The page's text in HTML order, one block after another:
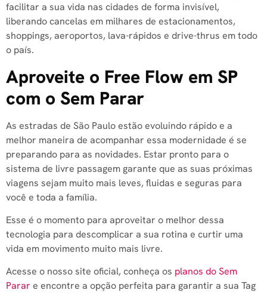
facilitar a sua vida nas cidades de forma invisível,
liberando cancelas em milhares de estacionamentos,
shoppings, aeroportos, lava-rápidos e drive-thrus em todo
o país.
Aproveite o Free Flow em SP
com o Sem Parar
As estradas de São Paulo estão evoluindo rápido e a
melhor maneira de acompanhar essa modernidade é se
preparando para as novidades. Estar pronto para o
sistema de livre passagem garante que as suas próximas
viagens sejam muito mais leves, fluidas e seguras para
você e toda a família.
Esse é o momento para aproveitar o melhor dessa
tecnologia para descomplicar a sua rotina e curtir uma
vida em movimento muito mais livre.
Acesse o nosso site oficial, conheça os planos do Sem
Parar e encontre a opção perfeita para garantir a sua Tag